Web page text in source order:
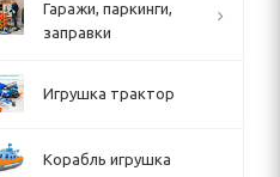
Гаражи, паркинги,
заправки
Игрушка трактор
Корабль игрушка